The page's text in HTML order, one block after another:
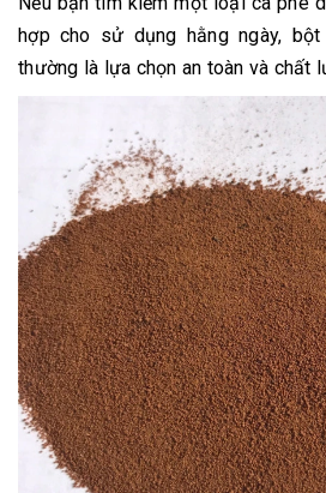
hợp cho sử dụng hằng ngày,
thường là lựa chọn an toàn và chất